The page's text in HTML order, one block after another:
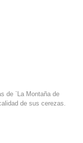
de `La Montaña de
de sus cerezas.